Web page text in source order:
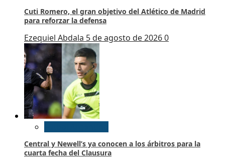
Cuti Romero, el gran objetivo del Atlético de Madrid
para reforzar la defensa
Ezequiel Abdala 5 de agosto de 20260
Central y Newell’s ya conocen a los árbitros para la
cuarta fecha del Clausura